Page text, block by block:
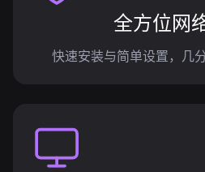
全方位网
快速安装与简单设置，几